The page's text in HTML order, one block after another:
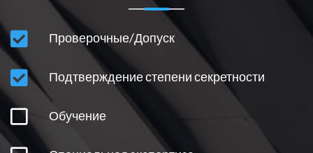
ВНЕСЕНИЕ ИЗМЕНЕНИЙ В ЛИЦЕНЗИЮ
ОГРАНИЧЕНИЯ НА ПОЛУЧЕНИЕ ЛИЦЕНЗИИ
ОСНОВНЫЕ УСЛОВИЯ И ПРОЦЕДУРЫ
ПОНЯТИЕ ГОСТАЙНЫ
Проверочные/Допуск
Подтверждение степени секретности
Обучение
Череповец
Чита
Ярославль